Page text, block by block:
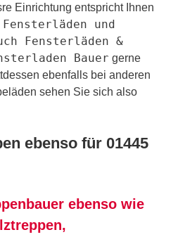
Einrichtung entspricht Ihnen
Fensterläden und
Fensterläden &
Bauer gerne
ebenfalls bei anderen
sehen Sie sich also
ebenso für 01445
ebenso wie